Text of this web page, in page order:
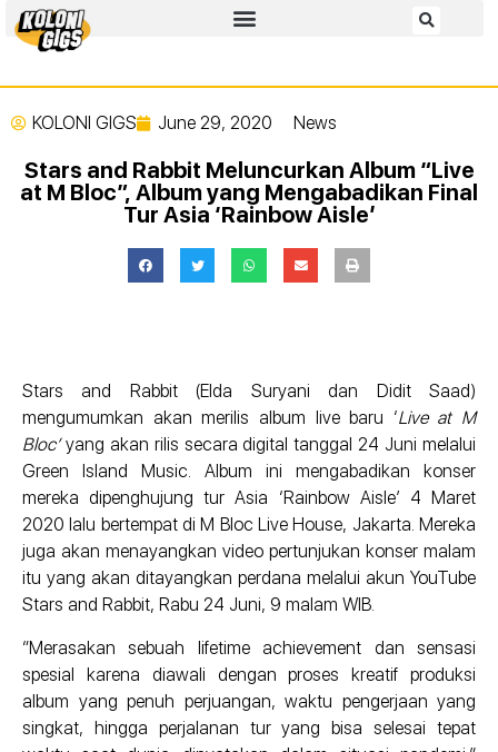
KOLONI GIGS June 29, 2020 News
Stars and Rabbit Meluncurkan Album “Live
at M Bloc”, Album yang Mengabadikan Final
Tur Asia ‘Rainbow Aisle’
Stars and Rabbit (Elda Suryani dan Didit Saad)
mengumumkan akan merilis album live baru ‘Live at M
Bloc’yang akan rilis secara digital tanggal 24 Juni melalui
Green Island Music. Album ini mengabadikan konser
mereka dipenghujung tur Asia ‘Rainbow Aisle’ 4 Maret
2020 lalu bertempat di M Bloc Live House, Jakarta. Mereka
juga akan menayangkan video pertunjukan konser malam
itu yang akan ditayangkan perdana melalui akun YouTube
Stars and Rabbit, Rabu 24 Juni, 9 malam WIB.
“Merasakan sebuah lifetime achievement dan sensasi
spesial karena diawali dengan proses kreatif produksi
album yang penuh perjuangan, waktu pengerjaan yang
singkat, hingga perjalanan tur yang bisa selesai tepat